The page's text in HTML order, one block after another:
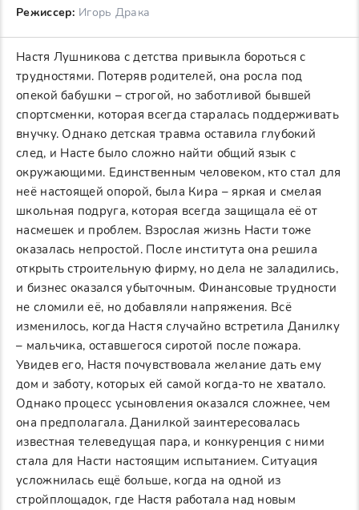
Режиссер: Игорь Драка
Настя Лушникова с детства привыкла бороться с
трудностями. Потеряв родителей, она росла под
опекой бабушки – строгой, но заботливой бывшей
спортсменки, которая всегда старалась поддерживать
внучку. Однако детская травма оставила глубокий
след, и Насте было сложно найти общий язык с
окружающими. Единственным человеком, кто стал для
неё настоящей опорой, была Кира – яркая и смелая
школьная подруга, которая всегда защищала её от
насмешек и проблем. Взрослая жизнь Насти тоже
оказалась непростой. После института она решила
открыть строительную фирму, но дела не заладились,
и бизнес оказался убыточным. Финансовые трудности
не сломили её, но добавляли напряжения. Всё
изменилось, когда Настя случайно встретила Данилку
– мальчика, оставшегося сиротой после пожара.
Увидев его, Настя почувствовала желание дать ему
дом и заботу, которых ей самой когда-то не хватало.
Однако процесс усыновления оказался сложнее, чем
она предполагала. Данилкой заинтересовалась
известная телеведущая пара, и конкуренция с ними
стала для Насти настоящим испытанием. Ситуация
усложнилась ещё больше, когда на одной из
стройплощадок, где Настя работала над новым